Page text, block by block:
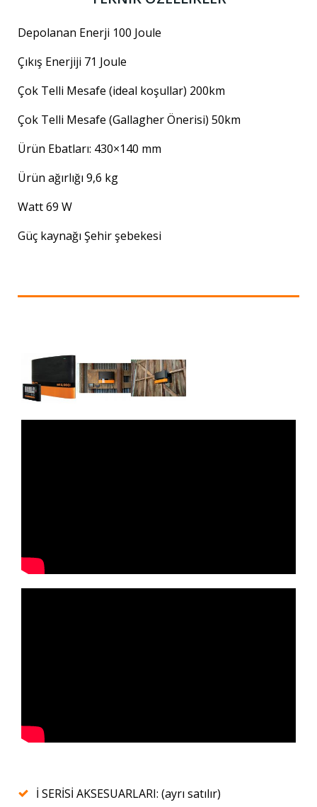
Depolanan Enerji 100 Joule
Çıkış Enerjiji 71 Joule
Çok Telli Mesafe (ideal koşullar) 200km
Çok Telli Mesafe (Gallagher Önerisi) 50km
Ürün Ebatları: 430×140 mm
Ürün ağırlığı 9,6 kg
Watt 69 W
Güç kaynağı Şehir şebekesi
İ SERİSİ AKSESUARLARI: (ayrı satılır)